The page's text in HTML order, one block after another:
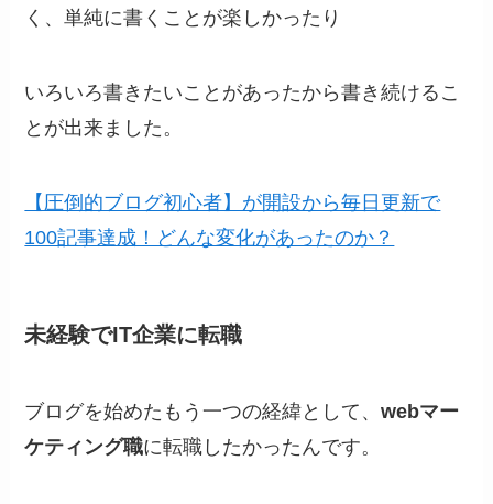
く、単純に書くことが楽しかったり
いろいろ書きたいことがあったから書き続けるこ
とが出来ました。
【圧倒的ブログ初心者】が開設から毎日更新で
100記事達成！どんな変化があったのか？
未経験でIT企業に転職
ブログを始めたもう一つの経緯として、webマー
ケティング職に転職したかったんです。